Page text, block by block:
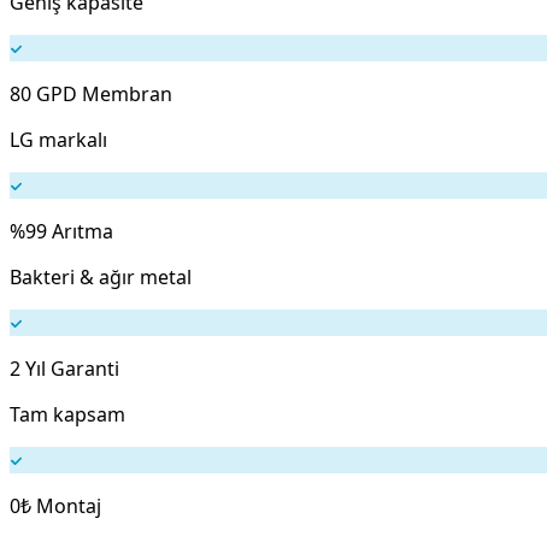
80 GPD Membran
LG markalı
%99 Arıtma
Bakteri & ağır metal
2 Yıl Garanti
Tam kapsam
0₺ Montaj